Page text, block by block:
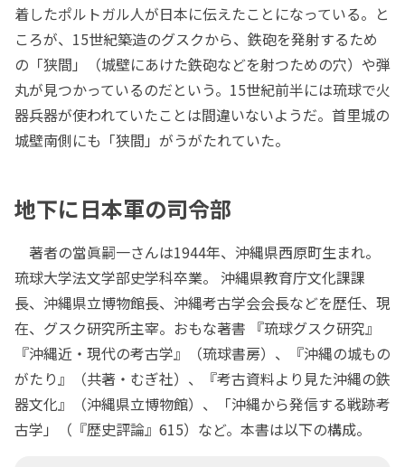
着したポルトガル人が日本に伝えたことになっている。と
ころが、15世紀築造のグスクから、鉄砲を発射するため
の「狭間」（城壁にあけた鉄砲などを射つための穴）や弾
丸が見つかっているのだという。15世紀前半には琉球で火
器兵器が使われていたことは間違いないようだ。首里城の
城壁南側にも「狭間」がうがたれていた。
地下に日本軍の司令部
著者の當眞嗣一さんは1944年、沖縄県西原町生まれ。
琉球大学法文学部史学科卒業。 沖縄県教育庁文化課課
長、沖縄県立博物館長、沖縄考古学会会長などを歴任、現
在、グスク研究所主宰。おもな著書 『琉球グスク研究』
『沖縄近・現代の考古学』（琉球書房）、『沖縄の城もの
がたり』（共著・むぎ社）、『考古資料より見た沖縄の鉄
器文化』（沖縄県立博物館）、「沖縄から発信する戦跡考
古学」（『歴史評論』615）など。本書は以下の構成。